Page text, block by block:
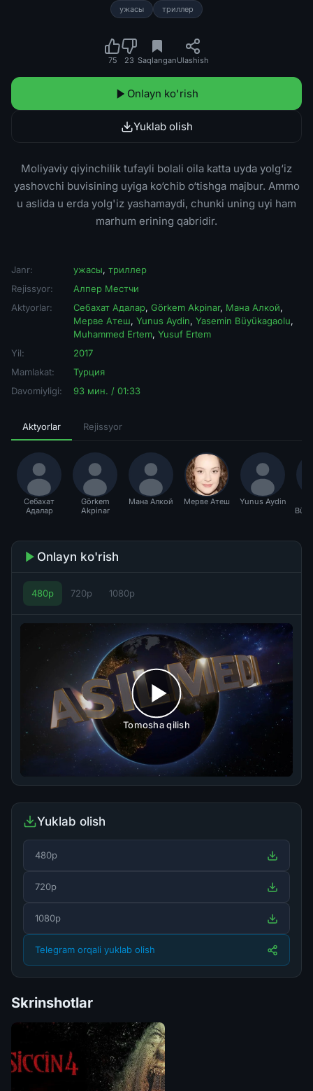
ужасы триллер
75 23 SaqlanganUlashish
Onlayn ko'rish
Yuklab olish
Moliyaviy qiyinchilik tufayli bolali oila katta uyda yolg‘iz
yashovchi buvisining uyiga ko‘chib o‘tishga majbur. Ammo
u aslida u erda yolg'iz yashamaydi, chunki uning uyi ham
marhum erining qabridir.
Janr: ужасы, триллер
Rejissyor:
Алпер Местчи
Aktyorlar:
Себахат Адалар, Görkem Akpinar, Мана Алкой,
Мерве Атеш, Yunus Aydin, Yasemin Büyükagaolu,
Muhammed Ertem, Yusuf Ertem
Yil:
2017
Mamlakat:
Турция
Davomiyligi:
93 мин. / 01:33
Aktyorlar Rejissyor
Себахат
Адалар
Görkem
Akpinar
Мана Алкой Мерве Атеш Yunus Aydin
Onlayn ko'rish
480p 720p 1080p
Tomosha qilish
Yuklab olish
480p
720p
1080p
Telegram orqali yuklab olish
Skrinshotlar